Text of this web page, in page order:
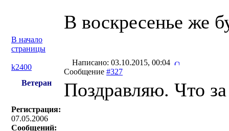
В воскресенье же
В начало
страницы
k2400
Написано: 03.10.2015, 00:04
Сообщение #327
Ветеран
Регистрация:
07.05.2006
Сообщений:
Поздравляю. Что